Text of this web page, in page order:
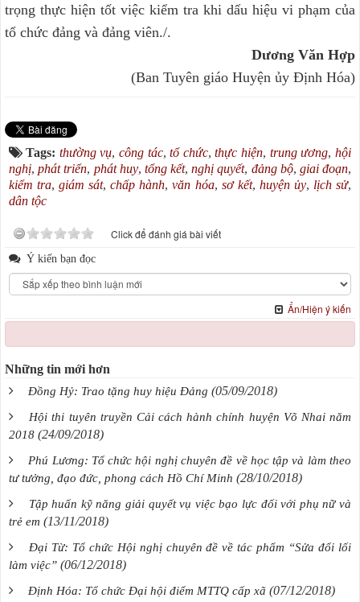
trọng thực hiện tốt việc kiểm tra khi dấu hiệu vi phạm của
tổ chức đảng và đảng viên./.
Dương Văn Hợp
(Ban Tuyên giáo Huyện ủy Định Hóa)
Tags: thường vụ, công tác,tổ chức,thực hiện, trung ương,hội
nghị,phát triển, phát huy, tổng kết,nghị quyết, đảng bộ, giai đoạn,
kiểm tra,giám sát,chấp hành,văn hóa, sơ kết, huyện ủy, lịch sử,
dân tộc
Click để đánh giá bài viết
Ý kiến bạn đọc
Ẩn/Hiện ý kiến
Những tin mới hơn
Đồng Hỷ: Trao tặng huy hiệu Đảng (05/09/2018)
Hội thi tuyên truyền Cải cách hành chính huyện Võ Nhai năm
2018 (24/09/2018)
Phú Lương: Tổ chức hội nghị chuyên đề về học tập và làm theo
tư tưởng, đạo đức, phong cách Hồ Chí Minh (28/10/2018)
Tập huấn kỹ năng giải quyết vụ việc bạo lực đối với phụ nữ và
trẻ em (13/11/2018)
Đại Từ: Tổ chức Hội nghị chuyên đề về tác phẩm “Sửa đổi lối
làm việc” (06/12/2018)
Định Hóa: Tổ chức Đại hội điểm MTTQ cấp xã (07/12/2018)